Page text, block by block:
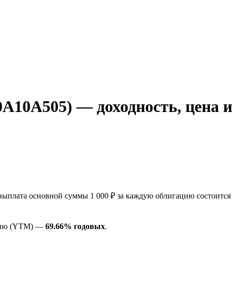
— доходность, цена и
основной суммы 1 000 ₽ за каждую облигацию состоится
(YTM) — 69.66% годовых.